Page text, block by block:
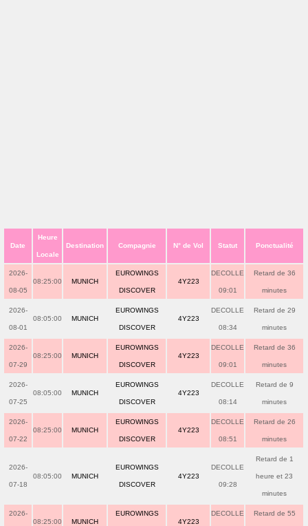
Date
Heure
Locale
Destination Compagnie N° de Vol Statut Ponctualité
2026-
08-05
08:25:00 MUNICH
EUROWINGS
DISCOVER
4Y223
DECOLLE
09:01
Retard de 36
minutes
2026-
08-01
08:05:00 MUNICH
EUROWINGS
DISCOVER
4Y223
DECOLLE
08:34
Retard de 29
minutes
2026-
07-29
08:25:00 MUNICH
EUROWINGS
DISCOVER
4Y223
DECOLLE
09:01
Retard de 36
minutes
2026-
07-25
08:05:00 MUNICH
EUROWINGS
DISCOVER
4Y223
DECOLLE
08:14
Retard de 9
minutes
2026-
07-22
08:25:00 MUNICH
EUROWINGS
DISCOVER
4Y223
DECOLLE
08:51
Retard de 26
minutes
2026-
07-18
08:05:00 MUNICH
EUROWINGS
DISCOVER
4Y223
DECOLLE
09:28
Retard de 1
heure et 23
minutes
2026-
08:25:00 MUNICH
EUROWINGS
4Y223
DECOLLE Retard de 55